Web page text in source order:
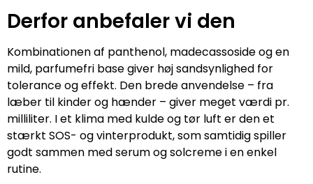
Derfor anbefaler vi den
Kombinationen af panthenol, madecassoside og en
mild, parfumefri base giver høj sandsynlighed for
tolerance og effekt. Den brede anvendelse – fra
læber til kinder og hænder – giver meget værdi pr.
milliliter. I et klima med kulde og tør luft er den et
stærkt SOS- og vinterprodukt, som samtidig spiller
godt sammen med serum og solcreme i en enkel
rutine.